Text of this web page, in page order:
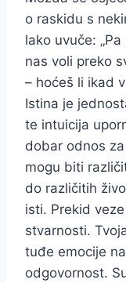
o raskidu s
lako uvuče:
nas voli preko
– hoćeš li ikad
Istina je
te intuicija
dobar odnos
mogu biti
do različitih
isti. Prekid
stvarnosti.
tuđe emocije
odgovornost.